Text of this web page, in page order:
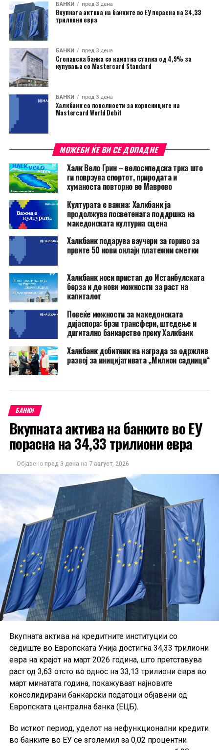
БАНКИ пред 3 дена
Вкупната актива на банките во ЕУ порасна на 34,33
трилиони евра
БАНКИ пред 3 дена
Стопанска банка со каматна стапка од 4,9% за
купувања со Mastercard Standard
БАНКИ пред 3 дена
Халкбанк со поволности за корисниците на
Mastercard World Debit
МОЖЕБИ ЌЕ ВИ СЕ ДОПАДНЕ
Халк Вело Грин – велосипедска трка што
ги поврзува спортот, природата и
хуманоста повторно во Маврово
Културата е важна: Халкбанк ја
продолжува посветената поддршка на
македонската културна сцена
Халкбанк подарува ваучери за гориво за
првите 50 нови онлајн платежни сметки
Халкбанк носи пристап до Истанбулската
берза и до нови можности за раст на
капиталот
Повеќе можности за македонската
дијаспора: брзи трансфери, штедење и
дигитално банкарство преку Халкбанк
Халкбанк добитник на награда за одржлив
развој за иницијативата „Милион садници“
БАНКИ
Вкупната актива на банките во ЕУ
порасна на 34,33 трилиони евра
Објавено пред 3 дена на 7 август, 2026
Вкупната актива на кредитните институции со
седиште во Европската Унија достигна 34,33 трилиони
евра на крајот на март 2026 година, што претставува
раст од 3,63 отсто во однос на 33,13 трилиони евра во
март минатата година, покажуваат најновите
консолидирани банкарски податоци објавени од
Европската централна банка (ЕЦБ).
Во истиот период, уделот на нефункционални кредити
во банките во ЕУ се зголемил за 0,02 процентни